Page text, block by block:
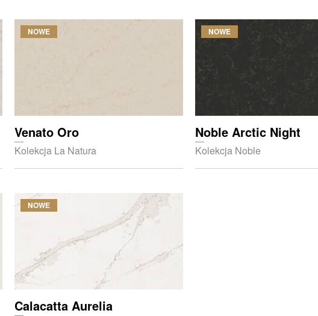
NOWE
Venato Oro
Kolekcja La Natura
NOWE
Noble Arctic Night
Kolekcja Noble
NOWE
Calacatta Aurelia